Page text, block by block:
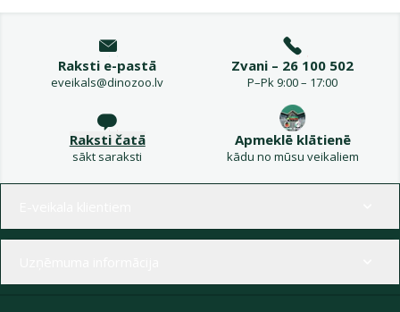
Raksti e-pastā
eveikals@dinozoo.lv
Zvani – 26 100 502
P–Pk 9:00 – 17:00
Raksti čatā
sākt saraksti
Apmeklē klātienē
kādu no mūsu veikaliem